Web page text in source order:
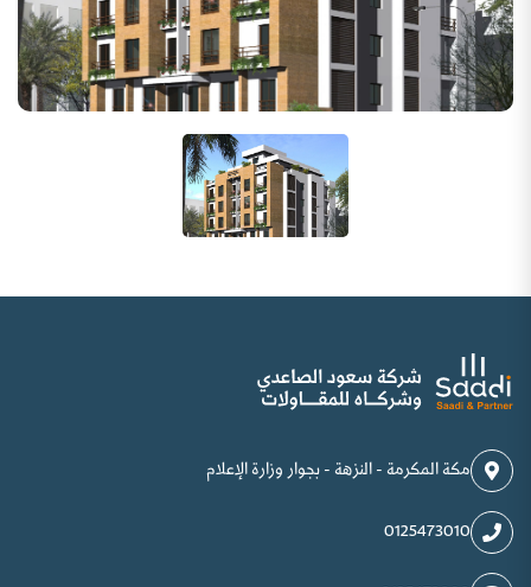
مكة المكرمة - النزهة - بجوار وزارة الإعلام
0125473010